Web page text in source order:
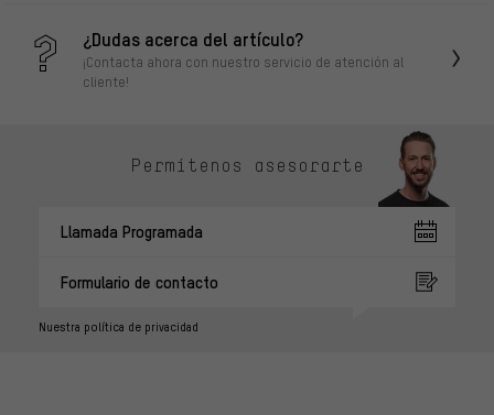
¿Dudas acerca del artículo?
¡Contacta ahora con nuestro servicio de atención al
cliente!
Permítenos asesorarte
Llamada Programada
Formulario de contacto
Nuestra política de privacidad